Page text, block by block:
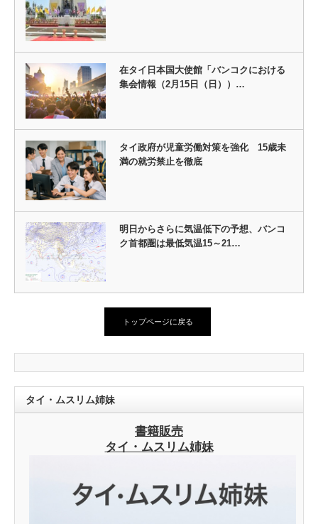
在タイ日本国大使館「バンコクにおける
集会情報（2月15日（日））…
タイ政府が児童労働対策を強化 15歳未
満の就労禁止を徹底
明日からさらに気温低下の予想、バンコ
ク首都圏は最低気温15～21…
トップページに戻る
タイ・ムスリム姉妹
書籍販売
タイ・ムスリム姉妹